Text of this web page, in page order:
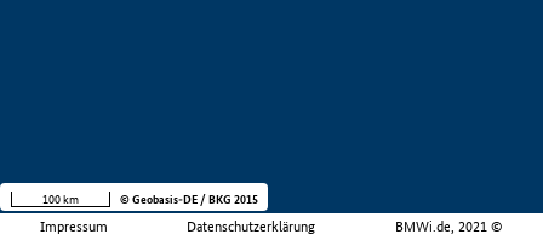
Impressum Datenschutzerklärung BMWi.de, 2021 ©
100 km © Geobasis-DE / BKG 2015